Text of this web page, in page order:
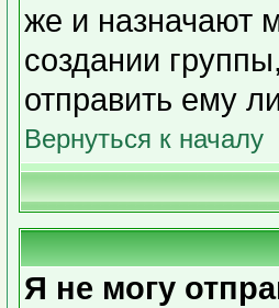
же и назначают
создании
отправить ему
Вернуться к началу
Я не могу